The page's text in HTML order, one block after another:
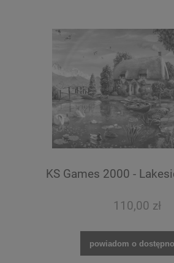
KS Games 2000 -
110,00 zł
powiadom o